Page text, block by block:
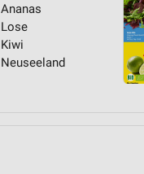
Ananas
Lose
Kiwi
Neuseeland